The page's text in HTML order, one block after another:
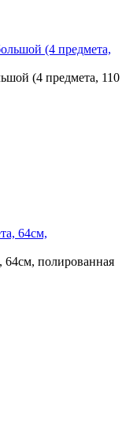
(4 предмета, 110
полированная